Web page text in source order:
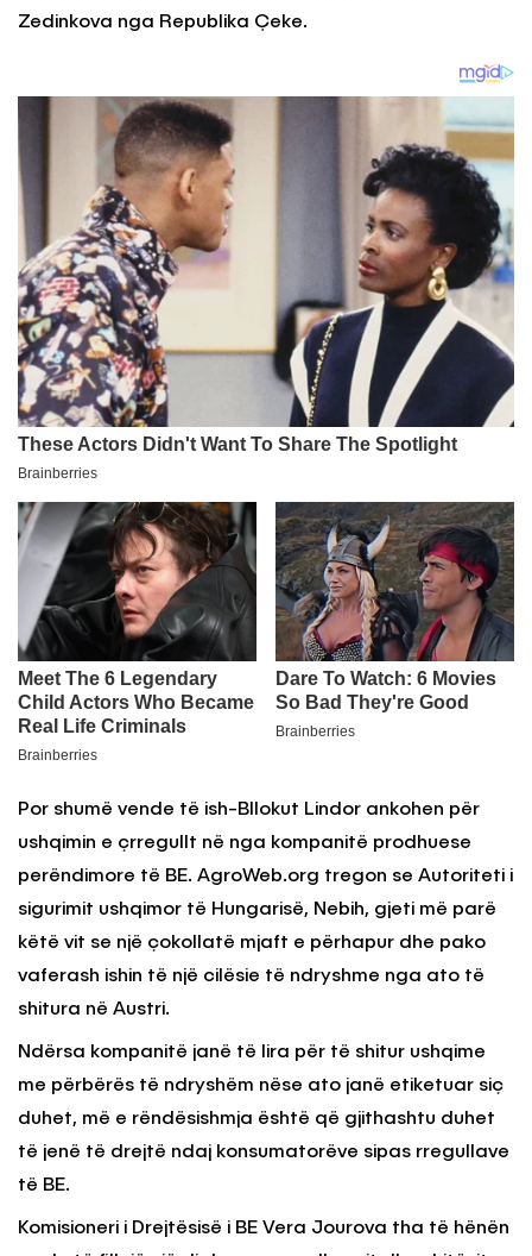
Zedinkova nga Republika Çeke.
Por shumë vende të ish-Bllokut Lindor ankohen për
ushqimin e çrregullt në nga kompanitë prodhuese
perëndimore të BE. AgroWeb.org tregon se Autoriteti i
sigurimit ushqimor të Hungarisë, Nebih, gjeti më parë
këtë vit se një çokollatë mjaft e përhapur dhe pako
vaferash ishin të një cilësie të ndryshme nga ato të
shitura në Austri.
Ndërsa kompanitë janë të lira për të shitur ushqime
me përbërës të ndryshëm nëse ato janë etiketuar siç
duhet, më e rëndësishmja është që gjithashtu duhet
të jenë të drejtë ndaj konsumatorëve sipas rregullave
të BE.
Komisioneri i Drejtësisë i BE Vera Jourova tha të hënën